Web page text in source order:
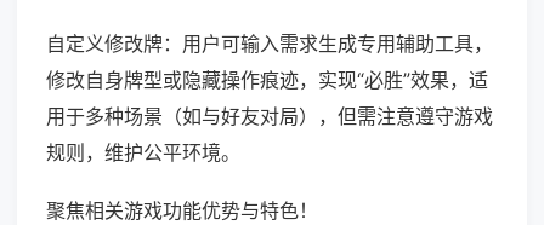
自定义修改牌：用户可输入需求生成专用辅助工具，
修改自身牌型或隐藏操作痕迹，实现“必胜”效果，适
用于多种场景（如与好友对局），但需注意遵守游戏
规则，维护公平环境。
聚焦相关游戏功能优势与特色！